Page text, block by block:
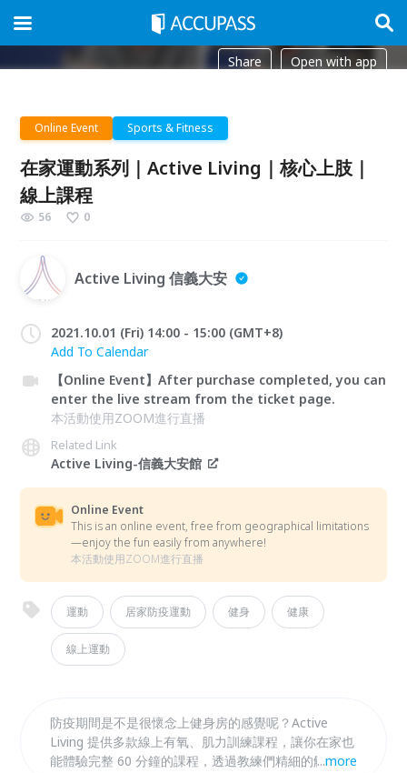
Share Open with app
Online Event Sports & Fitness
在家運動系列｜Active Living｜核心上肢｜
線上課程
56 0
Active Living 信義大安
2021.10.01 (Fri) 14:00 - 15:00 (GMT+8)
Add To Calendar
【Online Event】After purchase completed, you can
enter the live stream from the ticket page.
本活動使用ZOOM進行直播
Related Link
Active Living-信義大安館
Online Event
This is an online event, free from geographical limitations
—enjoy the fun easily from anywhere!
本活動使用ZOOM進行直播
運動 居家防疫運動 健身 健康
線上運動
防疫期間是不是很懷念上健身房的感覺呢？Active
Living 提供多款線上有氧、肌力訓練課程，讓你在家也
能體驗完整 60 分鐘的課程，透過教練們精細的解說，
...more